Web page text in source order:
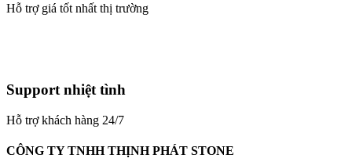
Hỗ trợ giá tốt nhất thị trường
Support nhiệt tình
Hỗ trợ khách hàng 24/7
CÔNG TY TNHH THỊNH PHÁT STONE